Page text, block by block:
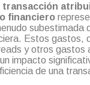
financiero
subestimada
Estos gastos,
y otros gastos
impacto
de una